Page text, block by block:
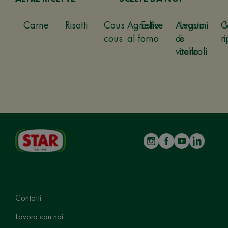
Carne Risotti
Cous
cous
Estive
Legumi
e
cereali
Agnello
al forno
Arrosto
di
vitello
Contatti
Lavora con noi